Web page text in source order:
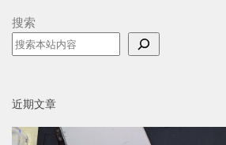
搜索
近期文章